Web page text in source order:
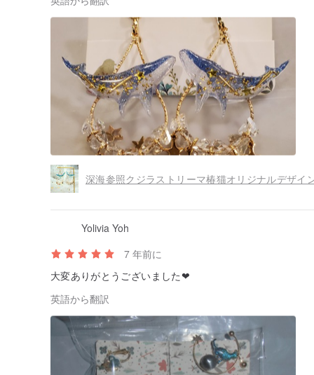
Yolivia Yoh
7 年前に
大変ありがとうございました❤
英語から翻訳